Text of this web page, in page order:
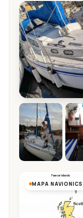
MAPA NAVIONICS